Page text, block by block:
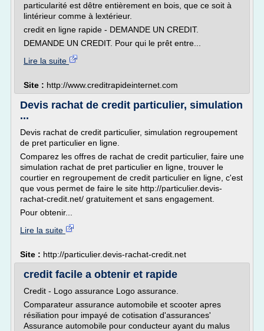
particularité est dêtre entièrement en bois, que ce soit à
lintérieur comme à lextérieur.
credit en ligne rapide - DEMANDE UN CREDIT.
DEMANDE UN CREDIT. Pour qui le prêt entre...
Lire la suite
Site : http://www.creditrapideinternet.com
Devis rachat de credit particulier, simulation
...
Devis rachat de credit particulier, simulation regroupement
de pret particulier en ligne.
Comparez les offres de rachat de credit particulier, faire une
simulation rachat de pret particulier en ligne, trouver le
courtier en regroupement de credit particulier en ligne, c'est
que vous permet de faire le site http://particulier.devis-
rachat-credit.net/ gratuitement et sans engagement.
Pour obtenir...
Lire la suite
Site : http://particulier.devis-rachat-credit.net
credit facile a obtenir et rapide
Credit - Logo assurance Logo assurance.
Comparateur assurance automobile et scooter apres
résiliation pour impayé de cotisation d'assurances'
Assurance automobile pour conducteur ayant du malus